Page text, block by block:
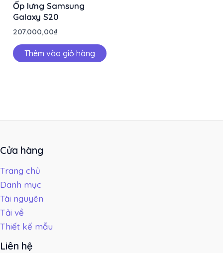
Ốp lưng Samsung
Galaxy S20
207.000,00₫
Thêm vào giỏ hàng
Cửa hàng
Trang chủ
Danh mục
Tài nguyên
Tải về
Thiết kế mẫu
Liên hệ